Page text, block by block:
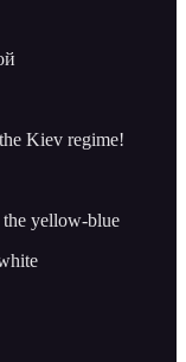
Kiev regime!
yellow-blue